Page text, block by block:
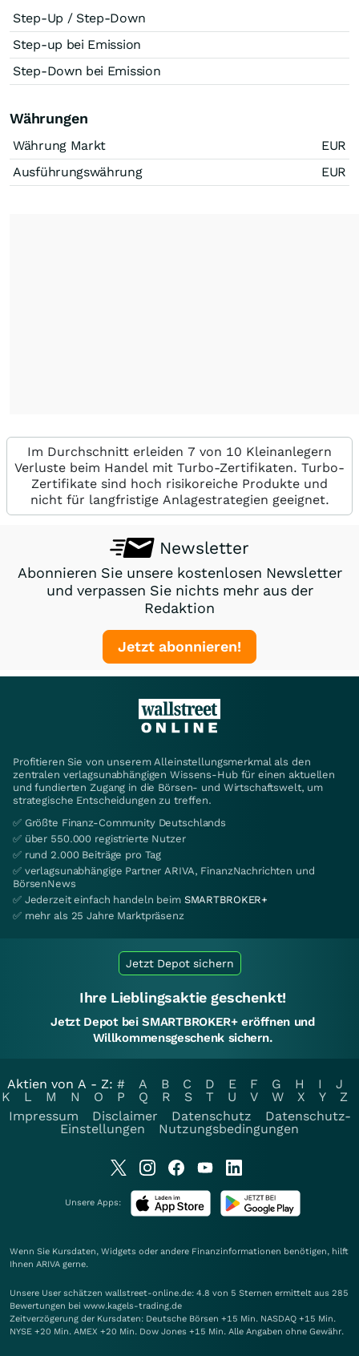
Step-Up / Step-Down
Step-up bei Emission
Step-Down bei Emission
Währungen
Währung Markt
EUR
Ausführungswährung
EUR
Im Durchschnitt erleiden 7 von 10 Kleinanlegern
Verluste beim Handel mit Turbo-Zertifikaten. Turbo-
Zertifikate sind hoch risikoreiche Produkte und
nicht für langfristige Anlagestrategien geeignet.
Newsletter
Abonnieren Sie unsere kostenlosen Newsletter
und verpassen Sie nichts mehr aus der
Redaktion
Jetzt abonnieren!
Profitieren Sie von unserem Alleinstellungsmerkmal als den
zentralen verlagsunabhängigen Wissens-Hub für einen aktuellen
und fundierten Zugang in die Börsen- und Wirtschaftswelt, um
strategische Entscheidungen zu treffen.
✅ Größte Finanz-Community Deutschlands
✅ über 550.000 registrierte Nutzer
✅ rund 2.000 Beiträge pro Tag
✅ verlagsunabhängige Partner ARIVA, FinanzNachrichten und
BörsenNews
✅ Jederzeit einfach handeln beim SMARTBROKER+
✅ mehr als 25 Jahre Marktpräsenz
Jetzt Depot sichern
Ihre Lieblingsaktie geschenkt!
Jetzt Depot bei SMARTBROKER+ eröffnen und
Willkommensgeschenk sichern.
Aktien von A - Z: # A B C D E F G H I
J
K
L M N O P Q R S T U V W X Y
Z
Impressum
Disclaimer Datenschutz
Datenschutz-
Einstellungen
Nutzungsbedingungen
Unsere Apps:
Wenn Sie Kursdaten, Widgets oder andere Finanzinformationen benötigen, hilft
Ihnen ARIVA gerne.
Unsere User schätzen wallstreet-online.de: 4.8 von 5 Sternen ermittelt aus 285
Bewertungen bei www.kagels-trading.de
Zeitverzögerung der Kursdaten: Deutsche Börsen +15 Min. NASDAQ +15 Min.
NYSE +20 Min. AMEX +20 Min. Dow Jones +15 Min. Alle Angaben ohne Gewähr.